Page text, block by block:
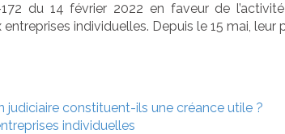
du 14 février 2022 en faveur de
individuelles. Depuis le 15 mai,
constituent-ils une créance utile ?
individuelles